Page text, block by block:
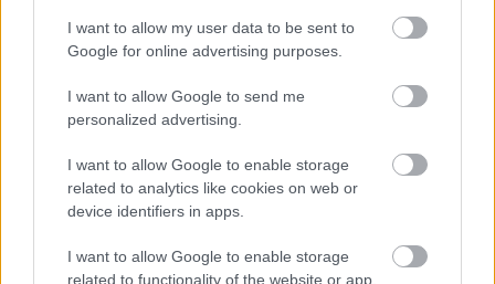
I want to allow my user data to be sent to
Google for online advertising purposes.
I want to allow Google to send me
personalized advertising.
I want to allow Google to enable storage
related to analytics like cookies on web or
device identifiers in apps.
I want to allow Google to enable storage
related to functionality of the website or app.